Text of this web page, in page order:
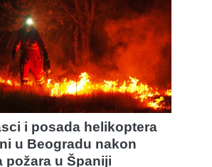
i posada helikoptera
u Beogradu nakon
požara u Španiji